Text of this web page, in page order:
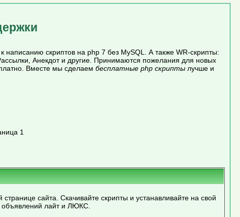
скриптов на php 7 без MySQL. А также WR-скрипты:
Анекдот и другие. Принимаются пожелания для новых
Вместе мы сделаем бесплатные php скриптылучше и
1
сайта. Скачивайте скрипты и устанавливайте на свой
лайт и ЛЮКС.